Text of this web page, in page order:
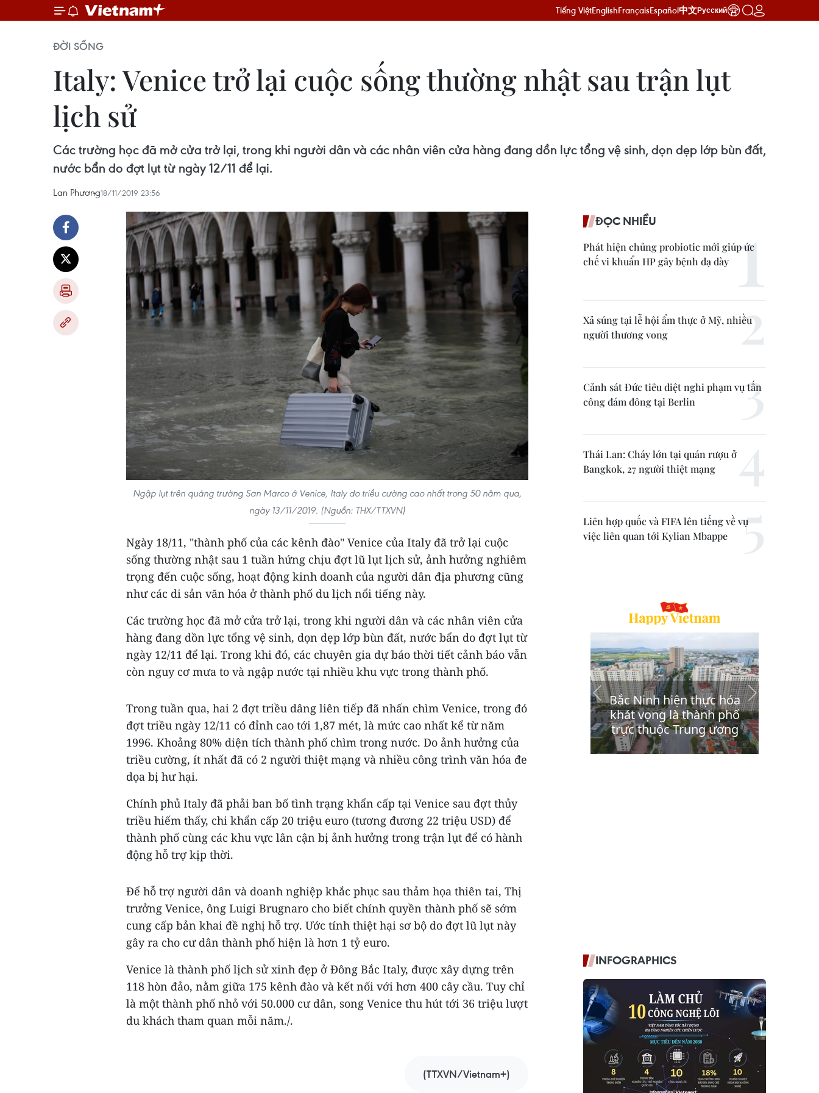
Tiếng ViệtEnglishFrançaisEspañol中文Русский
ĐỜI SỐNG
Italy: Venice trở lại cuộc sống thường nhật sau trận lụt
lịch sử
Các trường học đã mở cửa trở lại, trong khi người dân và các nhân viên cửa hàng đang dồn lực tổng vệ sinh, dọn dẹp lớp bùn đất,
nước bẩn do đợt lụt từ ngày 12/11 để lại.
Lan Phương18/11/2019 23:56
Ngập lụt trên quảng trường San Marco ở Venice, Italy do triều cường cao nhất trong 50 năm qua,
ngày 13/11/2019. (Nguồn: THX/TTXVN)
Ngày 18/11, "thành phố của các kênh đào" Venice của Italy đã trở lại cuộc
sống thường nhật sau 1 tuần hứng chịu đợt lũ lụt lịch sử, ảnh hưởng nghiêm
trọng đến cuộc sống, hoạt động kinh doanh của người dân địa phương cũng
như các di sản văn hóa ở thành phố du lịch nổi tiếng này.
Các trường học đã mở cửa trở lại, trong khi người dân và các nhân viên cửa
hàng đang dồn lực tổng vệ sinh, dọn dẹp lớp bùn đất, nước bẩn do đợt lụt từ
ngày 12/11 để lại. Trong khi đó, các chuyên gia dự báo thời tiết cảnh báo vẫn
còn nguy cơ mưa to và ngập nước tại nhiều khu vực trong thành phố.
Trong tuần qua, hai 2 đợt triều dâng liên tiếp đã nhấn chìm Venice, trong đó
đợt triều ngày 12/11 có đỉnh cao tới 1,87 mét, là mức cao nhất kể từ năm
1996. Khoảng 80% diện tích thành phố chìm trong nước. Do ảnh hưởng của
triều cường, ít nhất đã có 2 người thiệt mạng và nhiều công trình văn hóa đe
dọa bị hư hại.
Chính phủ Italy đã phải ban bố tình trạng khẩn cấp tại Venice sau đợt thủy
triều hiếm thấy, chi khẩn cấp 20 triệu euro (tương đương 22 triệu USD) để
thành phố cùng các khu vực lân cận bị ảnh hưởng trong trận lụt để có hành
động hỗ trợ kịp thời.
Để hỗ trợ người dân và doanh nghiệp khắc phục sau thảm họa thiên tai, Thị
trưởng Venice, ông Luigi Brugnaro cho biết chính quyền thành phố sẽ sớm
cung cấp bản khai đề nghị hỗ trợ. Ước tính thiệt hại sơ bộ do đợt lũ lụt này
gây ra cho cư dân thành phố hiện là hơn 1 tỷ euro.
Venice là thành phố lịch sử xinh đẹp ở Đông Bắc Italy, được xây dựng trên
118 hòn đảo, nằm giữa 175 kênh đào và kết nối với hơn 400 cây cầu. Tuy chỉ
là một thành phố nhỏ với 50.000 cư dân, song Venice thu hút tới 36 triệu lượt
du khách tham quan mỗi năm./.
(TTXVN/Vietnam+)
ĐỌC NHIỀU
Phát hiện chủng probiotic mới giúp ức
chế vi khuẩn HP gây bệnh dạ dày
Xả súng tại lễ hội ẩm thực ở Mỹ, nhiều
người thương vong
Cảnh sát Đức tiêu diệt nghi phạm vụ tấn
công đám đông tại Berlin
Thái Lan: Cháy lớn tại quán rượu ở
Bangkok, 27 người thiệt mạng
Liên hợp quốc và FIFA lên tiếng về vụ
việc liên quan tới Kylian Mbappe
INFOGRAPHICS